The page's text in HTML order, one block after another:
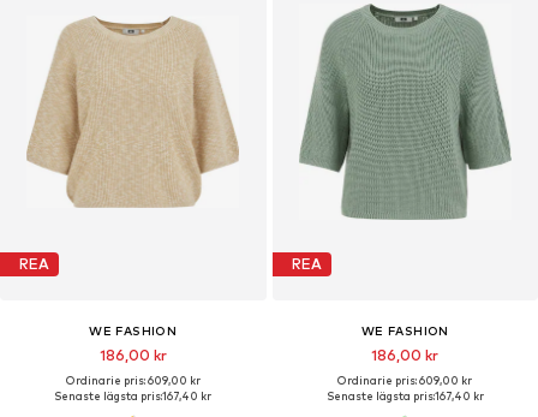
REA
WE FASHION
186,00 kr
Ordinarie pris: 609,00 kr
Senaste lägsta pris:167,40 kr
REA
WE FASHION
186,00 kr
Ordinarie pris: 609,00 kr
Senaste lägsta pris:167,40 kr